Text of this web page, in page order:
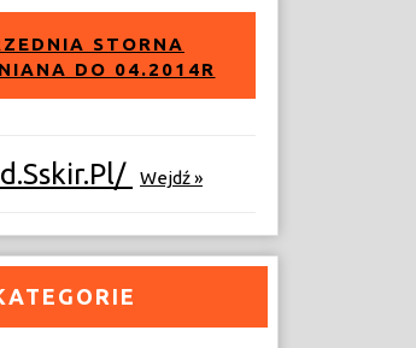
STORNA
DO 04.2014R
Wejdź »